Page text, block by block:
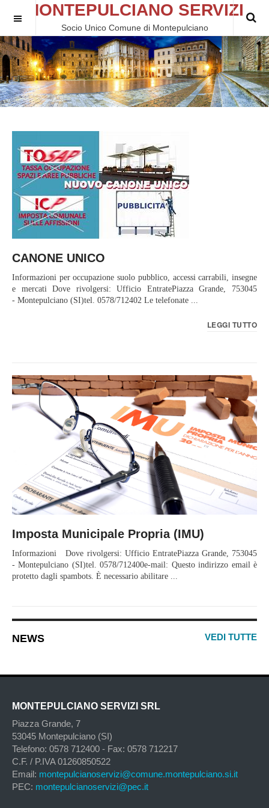
MONTEPULCIANO SERVIZI
Socio Unico Comune di Montepulciano
CANONE UNICO
Informazioni per occupazione suolo pubblico, accessi carrabili, insegne
e mercati Dove rivolgersi: Ufficio EntratePiazza Grande, 753045
- Montepulciano (SI)tel. 0578/712402 Le telefonate ...
LEGGI TUTTO
Imposta Municipale Propria (IMU)
Informazioni Dove rivolgersi: Ufficio EntratePiazza Grande, 753045
- Montepulciano (SI)tel. 0578/712400e-mail: Questo indirizzo email è
protetto dagli spambots. È necessario abilitare ...
VEDI TUTTE
NEWS
MONTEPULCIANO SERVIZI SRL
Piazza Grande, 7
53045 Montepulciano (SI)
Telefono: 0578 712400 - Fax: 0578 712217
C.F. / P.IVA 01260850522
Email: montepulcianoservizi@comune.montepulciano.si.it
PEC: montepulcianoservizi@pec.it